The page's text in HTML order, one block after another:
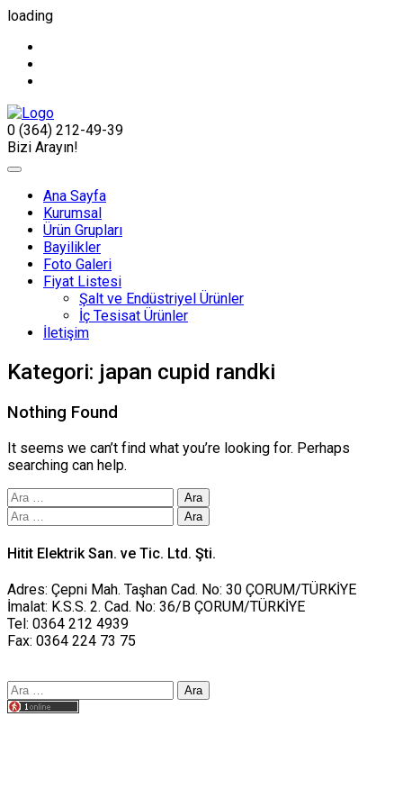
loading
0 (364) 212-49-39
Bizi Arayın!
Ana Sayfa
Kurumsal
Ürün Grupları
Bayilikler
Foto Galeri
Fiyat Listesi
Şalt ve Endüstriyel Ürünler
İç Tesisat Ürünler
İletişim
Kategori: japan cupid randki
Nothing Found
It seems we can’t find what you’re looking for. Perhaps
searching can help.
Arama:
Arama:
Hitit Elektrik San. ve Tic. Ltd. Şti.
Adres: Çepni Mah. Taşhan Cad. No: 30 ÇORUM/TÜRKİYE
İmalat: K.S.S. 2. Cad. No: 36/B ÇORUM/TÜRKİYE
Tel: 0364 212 4939
Fax: 0364 224 73 75
Arama: